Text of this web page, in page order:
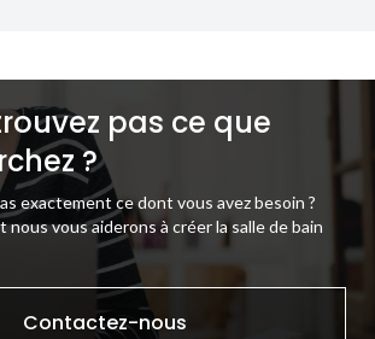
pas ce que
?
exactement ce dont vous avez besoin ?
vous aiderons à créer la salle de bain
Contactez-nous